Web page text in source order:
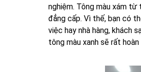
nghiệm. Tông màu xám
đẳng cấp. Vì thế, bạn có
việc hay nhà hàng, khách
tông màu xanh sẽ rất hoàn